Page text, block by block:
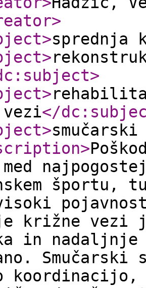
>
>sprednja
>
>
>
</
>
>
športu,
križne vezi
in
Smučarski
koordinacijo,